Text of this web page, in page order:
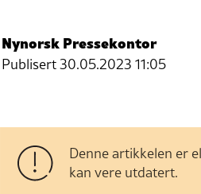
Nynorsk Pressekontor
Publisert30.05.2023 11:05
Denne artikkelen er
kan vere utdatert.